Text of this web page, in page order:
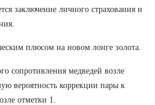
заключение личного страхования и
плюсом на новом лонге золота.
сопротивления медведей возле
вероятность коррекции пары к
отметки 1.